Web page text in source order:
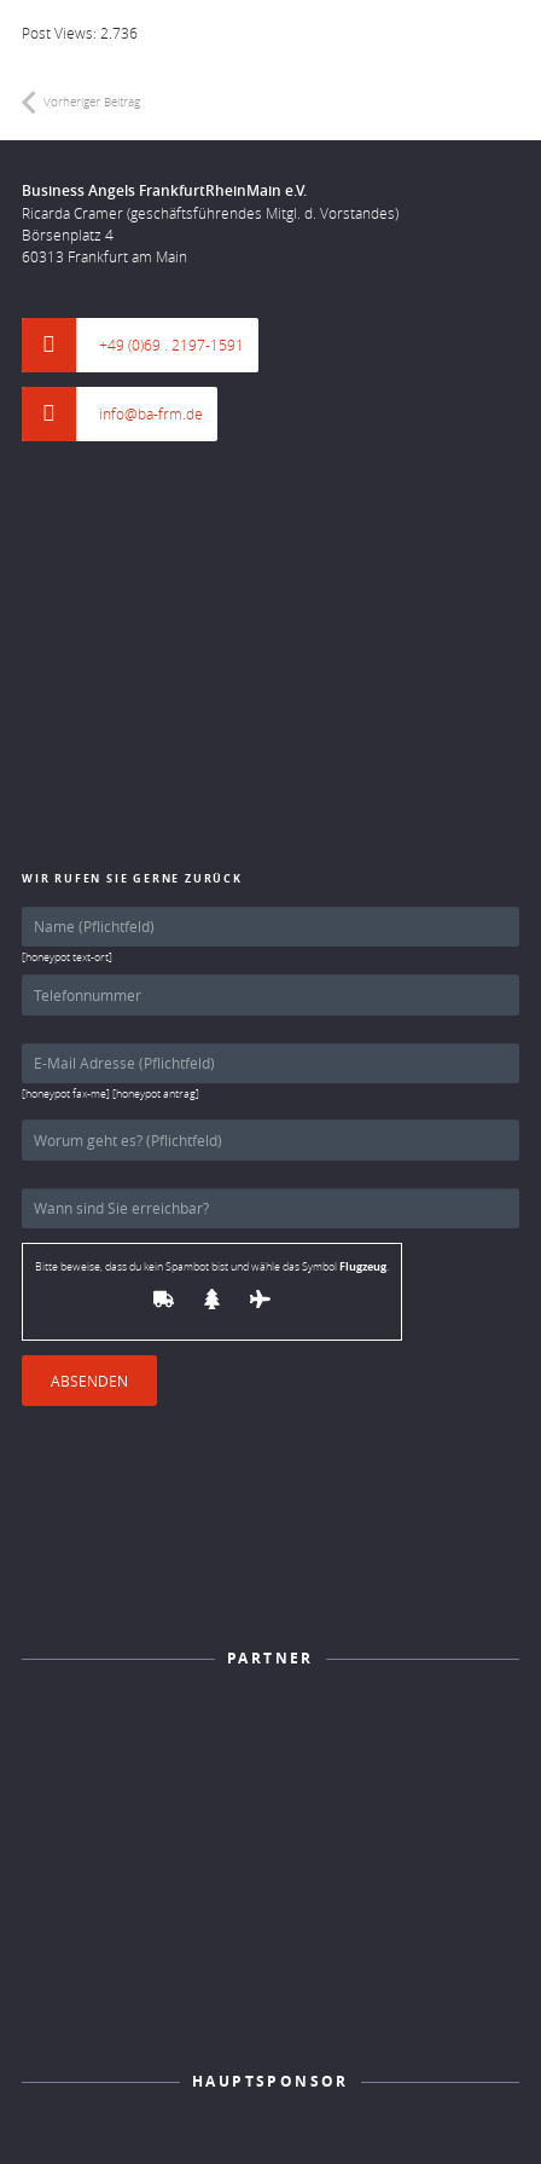
Post Views: 2.736
Vorheriger Beitrag
Business Angels FrankfurtRheinMain e.V.
Ricarda Cramer (geschäftsführendes Mitgl. d. Vorstandes)
Börsenplatz 4
60313 Frankfurt am Main
+49 (0)69 . 2197-1591
info@ba-frm.de
WIR RUFEN SIE GERNE ZURÜCK
[honeypot text-ort]
[honeypot fax-me] [honeypot antrag]
Bitte beweise, dass du kein Spambot bist und wähle das Symbol Flugzeug.
PARTNER
HAUPTSPONSOR